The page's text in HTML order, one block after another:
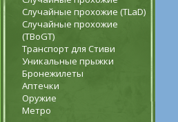
Случайные прохожие (TLaD)
Случайные прохожие
(TBoGT)
Транспорт для Стиви
Уникальные прыжки
Бронежилеты
Аптечки
Оружие
Метро